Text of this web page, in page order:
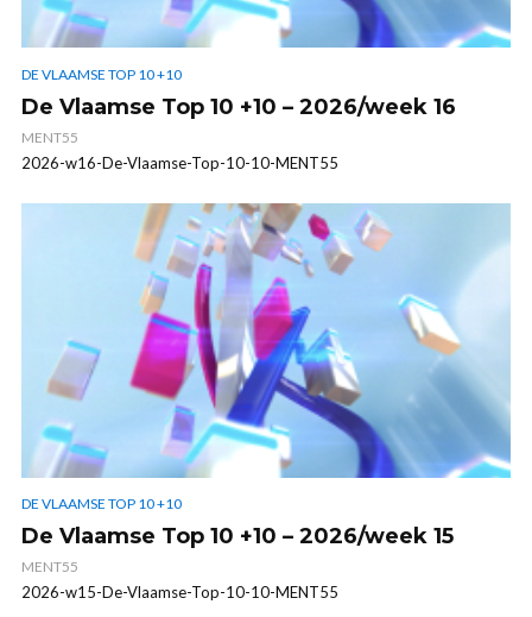
DE VLAAMSE TOP 10 +10
De Vlaamse Top 10 +10 – 2026/week 16
MENT55
2026-w16-De-Vlaamse-Top-10-10-MENT55
DE VLAAMSE TOP 10 +10
De Vlaamse Top 10 +10 – 2026/week 15
MENT55
2026-w15-De-Vlaamse-Top-10-10-MENT55